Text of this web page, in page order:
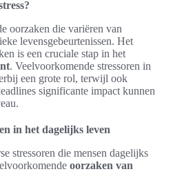
oorzaken die variëren van
levensgebeurtenissen. Het
is een cruciale stap in het
. Veelvoorkomende stressoren in
een grote rol, terwijl ook
significante impact kunnen
in het dagelijks leven
stressoren die mensen dagelijks
oorzaken van